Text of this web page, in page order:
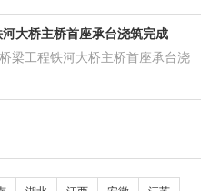
大桥主桥首座承台浇筑完成
梁工程铁河大桥主桥首座承台浇